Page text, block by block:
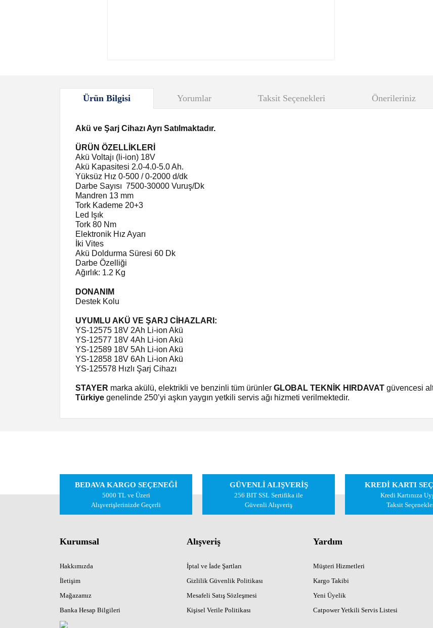
Ürün Bilgisi Yorumlar Taksit Seçenekleri Önerileriniz
Akü ve Şarj Cihazı Ayrı Satılmaktadır.
ÜRÜN ÖZELLİKLERİ
Akü Voltajı (li-ion) 18V
Akü Kapasitesi 2.0-4.0-5.0 Ah.
Yüksüz Hız 0-500 / 0-2000 d/dk
Darbe Sayısı 7500-30000 Vuruş/Dk
Mandren 13 mm
Tork Kademe 20+3
Led Işık
Tork 80 Nm
Elektronik Hız Ayarı
İki Vites
Akü Doldurma Süresi 60 Dk
Darbe Özelliği
Ağırlık: 1.2 Kg
DONANIM
Destek Kolu
UYUMLU AKÜ VE ŞARJ CİHAZLARI:
YS-12575 18V 2Ah Li-ion Akü
YS-12577 18V 4Ah Li-ion Akü
YS-12589 18V 5Ah Li-ion Akü
YS-12858 18V 6Ah Li-ion Akü
YS-125578 Hızlı Şarj Cihazı
STAYER marka akülü, elektrikli ve benzinli tüm ürünler GLOBAL TEKNİK HIRDAVAT güvencesi
Türkiye genelinde 250’yi aşkın yaygın yetkili servis ağı hizmeti verilmektedir.
Ürün resmi kalitesiz, bozuk veya görüntülenemiyor.
Ürün açıklamasında eksik bilgiler bulunuyor.
Ürün bilgilerinde hatalar bulunuyor.
Ürün fiyatı diğer sitelerden daha pahalı.
Gönder
BEDAVA KARGO SEÇENEĞİ
5000 TL ve Üzeri
Alışverişlerinizde Geçerli
GÜVENLİ ALIŞVERİŞ
256 BIT SSL Sertifika ile
Güvenli Alışveriş
KREDİ KARTI
Kredi Kartınıza
Taksit
Kurumsal
Hakkımızda
İletişim
Mağazamız
Banka Hesap Bilgileri
Alışveriş
İptal ve İade Şartları
Gizlilik Güvenlik Politikası
Mesafeli Satış Sözleşmesi
Kişisel Verile Politikası
Yardım
Müşteri Hizmetleri
Kargo Takibi
Yeni Üyelik
Catpower Yetkili Servis Listesi